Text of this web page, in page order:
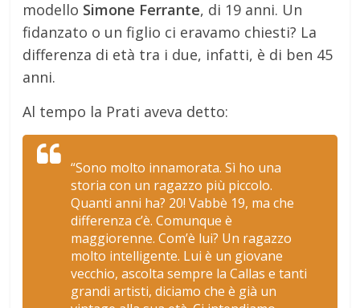
modello Simone Ferrante, di 19 anni. Un
fidanzato o un figlio ci eravamo chiesti? La
differenza di età tra i due, infatti, è di ben 45
anni.
Al tempo la Prati aveva detto:
“Sono molto innamorata. Sì ho una
storia con un ragazzo più piccolo.
Quanti anni ha? 20! Vabbè 19, ma che
differenza c’è. Comunque è
maggiorenne. Com’è lui? Un ragazzo
molto intelligente. Lui è un giovane
vecchio, ascolta sempre la Callas e tanti
grandi artisti, diciamo che è già un